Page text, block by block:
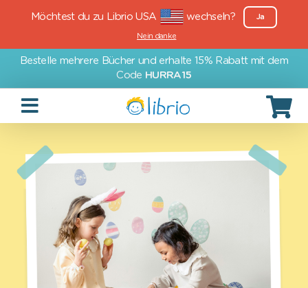
Möchtest du zu Librio USA wechseln? Ja
Nein danke
Bestelle mehrere Bücher und erhalte 15% Rabatt mit dem
Code HURRA15